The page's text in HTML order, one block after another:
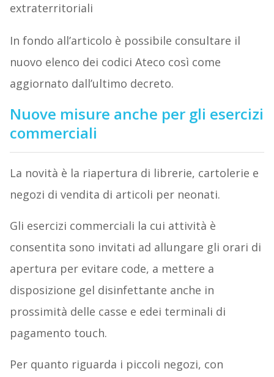
extraterritoriali
In fondo all’articolo è possibile consultare il
nuovo elenco dei codici Ateco così come
aggiornato dall’ultimo decreto.
Nuove misure anche per gli esercizi
commerciali
La novità è la riapertura di librerie, cartolerie e
negozi di vendita di articoli per neonati.
Gli esercizi commerciali la cui attività è
consentita sono invitati ad allungare gli orari di
apertura per evitare code, a mettere a
disposizione gel disinfettante anche in
prossimità delle casse e edei terminali di
pagamento touch.
Per quanto riguarda i piccoli negozi, con